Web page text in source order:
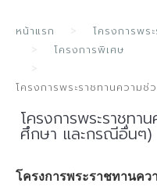
หน้าแรก
โครงการพร
โครงการพิเศษ
โครงการพระราชทานความ
โครงการพระราชทา
ศึกษา และกรณีอื่นๆ)
โครงการพระราชทานคว